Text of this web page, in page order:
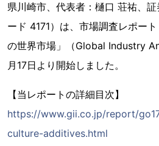
県川崎市、代表者：樋口 荘祐、
ード 4171）は、市場調査レポー
の世界市場」（Global Industry
月17日より開始しました。
【当レポートの詳細目次】
https://www.gii.co.jp/report/
culture-additives.html